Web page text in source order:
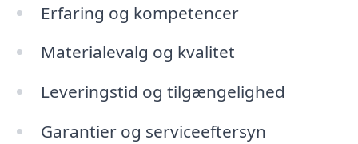
Erfaring og kompetencer
Materialevalg og kvalitet
Leveringstid og tilgængelighed
Garantier og serviceeftersyn